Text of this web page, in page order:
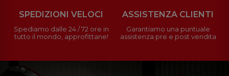
SPEDIZIONI VELOCI
Spediamo dalle 24 / 72 ore in
tutto il mondo, approfittane!
ASSISTENZA CLIENTI
Garantiamo una puntuale
assistenza pre e post vendita